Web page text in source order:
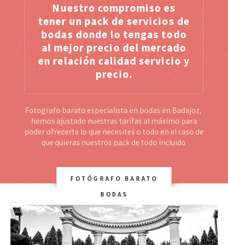
Nuestro compromiso es
tener un pack de servicios de
bodas donde lo tengas todo
al mejor precio del mercado
en relación calidad servicio y
precio.
Fotografo barato especialista en bodas en Badajoz,
hemos ajustado nuestras tarífas al máximo para
poder ofrecerte lo que necesites o todo en el caso de
que quieras nuestros pack de todo incluido
FOTÓGRAFO BARATO
BODAS